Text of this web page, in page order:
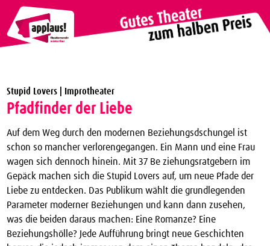
Theater Vergünstigungen
applaus!-Karte bestellen
JTC-Jugend-Theater-Club
Über uns
Kontakt
Archiv
Stupid Lovers | Improtheater
Pfadfinder der Liebe
Auf dem Weg durch den modernen Beziehungsdschungel ist
schon so mancher verlorengegangen. Ein Mann und eine Frau
wagen sich dennoch hinein. Mit 37 Be­ ziehungsratgebern im
Gepäck machen sich die Stupid Lovers auf, um neue Pfade der
Liebe zu entdecken. Das Publikum wählt die grundlegenden
Parameter moder­ner Beziehungen und kann dann zusehen,
was die beiden daraus machen: Eine Ro­manze? Eine
Beziehungshölle? Jede Aufführung bringt neue Geschichten